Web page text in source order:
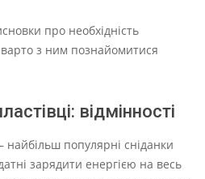
про необхідність
з ним познайомитися
відмінності
найбільш популярні сніданки
зарядити енергією на весь